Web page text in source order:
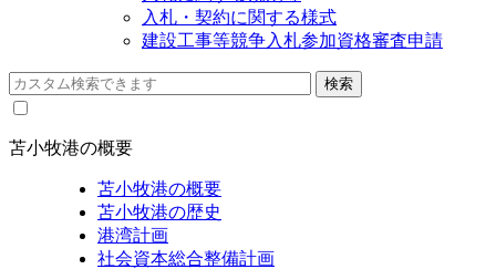
入札・契約に関する様式
建設工事等競争入札参加資格審査申請
苫小牧港の概要
苫小牧港の概要
苫小牧港の歴史
港湾計画
社会資本総合整備計画